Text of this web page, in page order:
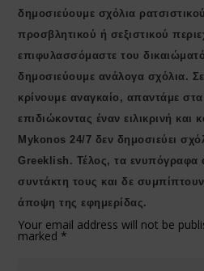
δημοσιεύουμε σχόλια
προσβλητικού ή σεξιστικού
επιφυλασσόμαστε του
δημοσιεύουμε ανάλογα σχόλια.
κρίνουμε αναγκαίο, απαντάμε
επιδιώκοντας έναν ειλικρινή και
Μykonos 24/7 δεν δημοσιεύει
Greeklish. Τέλος, τα ενυπόγραφα
συντάκτη τους και δε
άποψη της εφημερίδας.
Your email address will not be
marked *